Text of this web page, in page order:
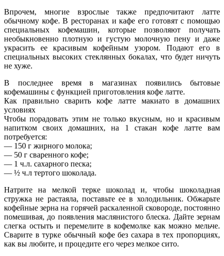
Впрочем, многие взрослые также предпочитают латте
обычному кофе. В ресторанах и кафе его готовят с помощью
специальных кофемашин, которые позволяют получать
необыкновенно плотную и густую молочную пену и даже
украсить ее красивым кофейным узором. Подают его в
специальных высоких стеклянных бокалах, что будет ничуть
не хуже.
В последнее время в магазинах появились бытовые
кофемашины с функцией приготовления кофе латте.
Как правильно сварить кофе латте макиато в домашних
условиях
Чтобы порадовать этим не только вкусным, но и красивым
напитком своих домашних, на 1 стакан кофе латте вам
потребуется:
— 150 г жирного молока;
— 50 г сваренного кофе;
— 1 ч.л. сахарного песка;
— ½ ч.л тертого шоколада.
Натрите на мелкой терке шоколад и, чтобы шоколадная
стружка не растаяла, поставьте ее в холодильник. Обжарьте
кофейные зерна на горячей раскаленной сковороде, постоянно
помешивая, до появления маслянистого блеска. Дайте зернам
слегка остыть и перемелите в кофемолке как можно мельче.
Сварите в турке обычный кофе без сахара в тех пропорциях,
как вы любите, и процедите его через мелкое сито.